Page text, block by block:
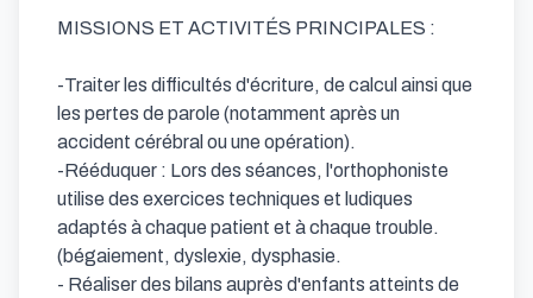
MISSIONS ET ACTIVITÉS PRINCIPALES :
-Traiter les difficultés d'écriture, de calcul ainsi que
les pertes de parole (notamment après un
accident cérébral ou une opération).
-Rééduquer : Lors des séances, l'orthophoniste
utilise des exercices techniques et ludiques
adaptés à chaque patient et à chaque trouble.
(bégaiement, dyslexie, dysphasie.
- Réaliser des bilans auprès d'enfants atteints de